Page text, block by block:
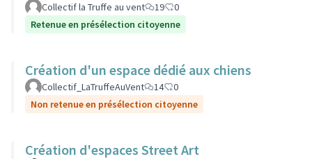
Collectif la Truffe au vent 19
0
Retenue en présélection citoyenne
Création d'un espace dédié aux chiens
Collectif_LaTruffeAuVent 14
0
Non retenue en présélection citoyenne
Création d'espaces Street Art